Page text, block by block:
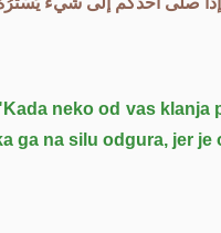
neko od vas klanja
ga na silu odgura, jer je